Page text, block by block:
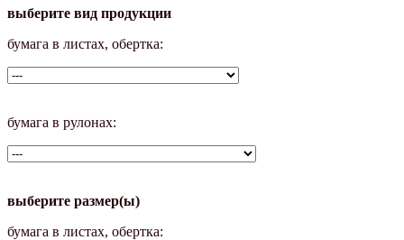
выберите вид продукции
бумага в листах, обертка:
бумага в рулонах:
выберите размер(ы)
бумага в листах, обертка: